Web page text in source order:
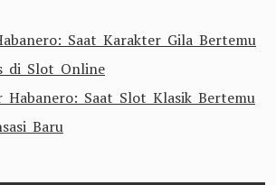
Saat Karakter Gila Bertemu
di Slot Online
Habanero: Saat Slot Klasik Bertemu
Baru